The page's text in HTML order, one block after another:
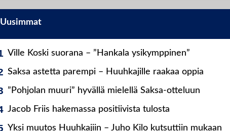
Uusimmat
Ville Koski suorana – ”Hankala ysikymppinen”
Saksa astetta parempi – Huuhkajille raakaa oppia
”Pohjolan muuri” hyvällä mielellä Saksa-otteluun
Jacob Friis hakemassa positiivista tulosta
Yksi muutos Huuhkajiin – Juho Kilo kutsuttiin mukaan